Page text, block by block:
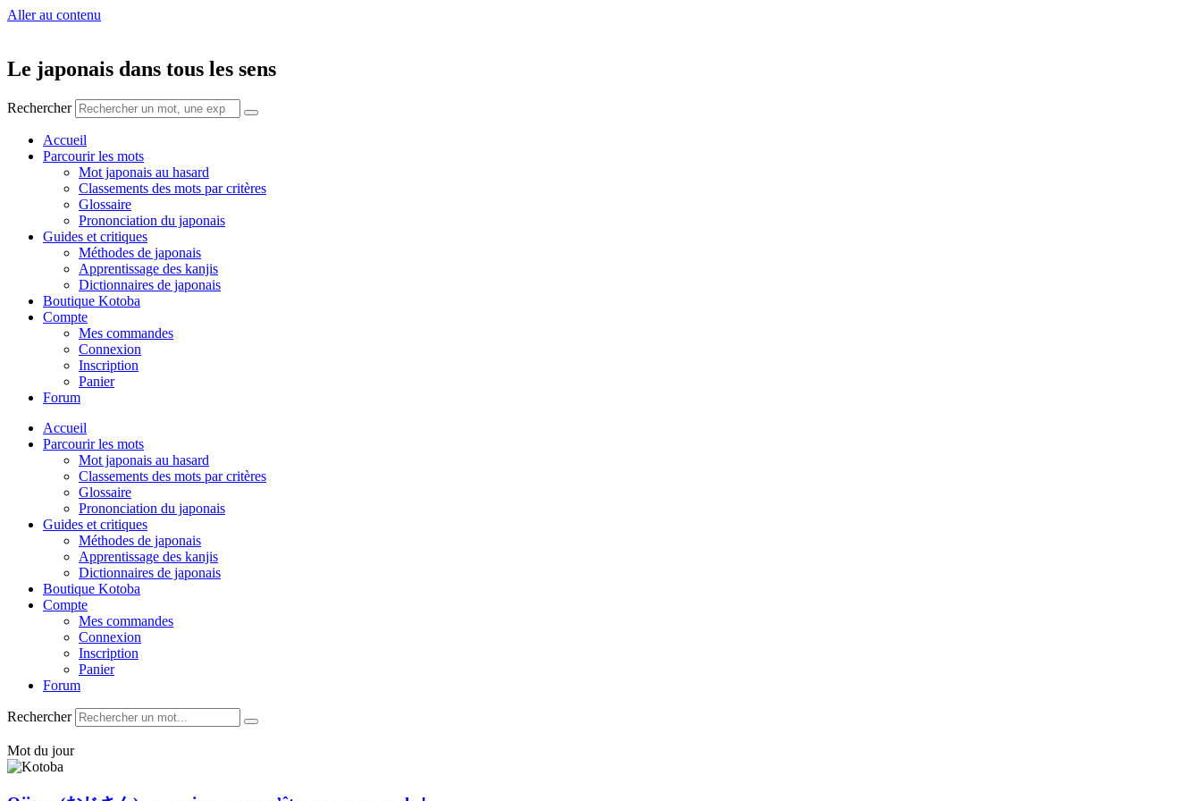
Aller au contenu
Le japonais dans tous les sens
Rechercher
Accueil
Parcourir les mots
Mot japonais au hasard
Classements des mots par critères
Glossaire
Prononciation du japonais
Guides et critiques
Méthodes de japonais
Apprentissage des kanjis
Dictionnaires de japonais
Boutique Kotoba
Compte
Mes commandes
Connexion
Inscription
Panier
Forum
Accueil
Parcourir les mots
Mot japonais au hasard
Classements des mots par critères
Glossaire
Prononciation du japonais
Guides et critiques
Méthodes de japonais
Apprentissage des kanjis
Dictionnaires de japonais
Boutique Kotoba
Compte
Mes commandes
Connexion
Inscription
Panier
Forum
Rechercher
Mot du jour